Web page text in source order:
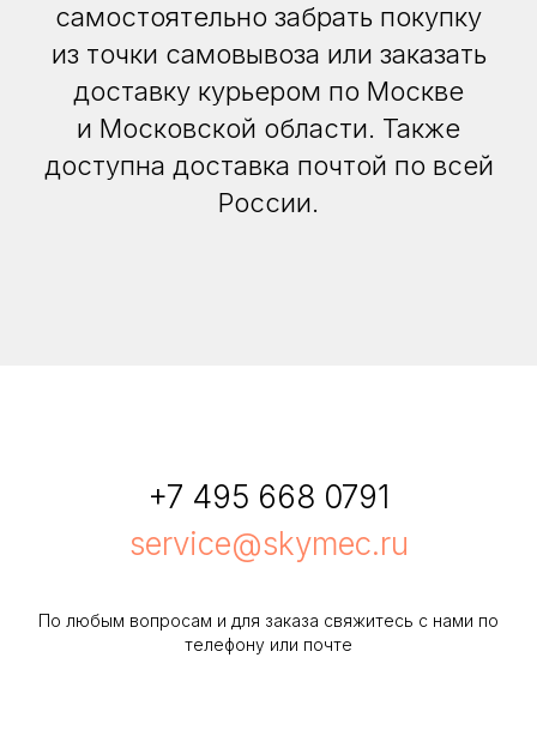
самостоятельно забрать покупку
из точки самовывоза или заказать
доставку курьером по Москве
и Московской области. Также
доступна доставка почтой по всей
России.
+7 495 668 0791
service@skymec.ru
По любым вопросам и для заказа свяжитесь с нами по
телефону или почте